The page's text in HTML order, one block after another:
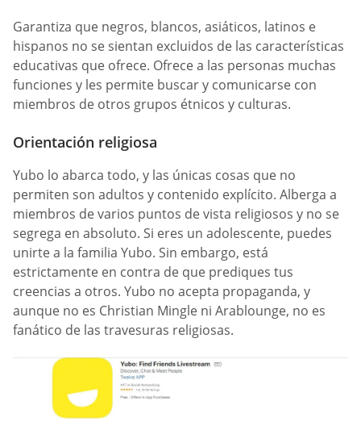
Garantiza que negros, blancos, asiáticos, latinos e
hispanos no se sientan excluidos de las características
educativas que ofrece. Ofrece a las personas muchas
funciones y les permite buscar y comunicarse con
miembros de otros grupos étnicos y culturas.
Orientación religiosa
Yubo lo abarca todo, y las únicas cosas que no
permiten son adultos y contenido explícito. Alberga a
miembros de varios puntos de vista religiosos y no se
segrega en absoluto. Si eres un adolescente, puedes
unirte a la familia Yubo. Sin embargo, está
estrictamente en contra de que prediques tus
creencias a otros. Yubo no acepta propaganda, y
aunque no es Christian Mingle ni Arablounge, no es
fanático de las travesuras religiosas.